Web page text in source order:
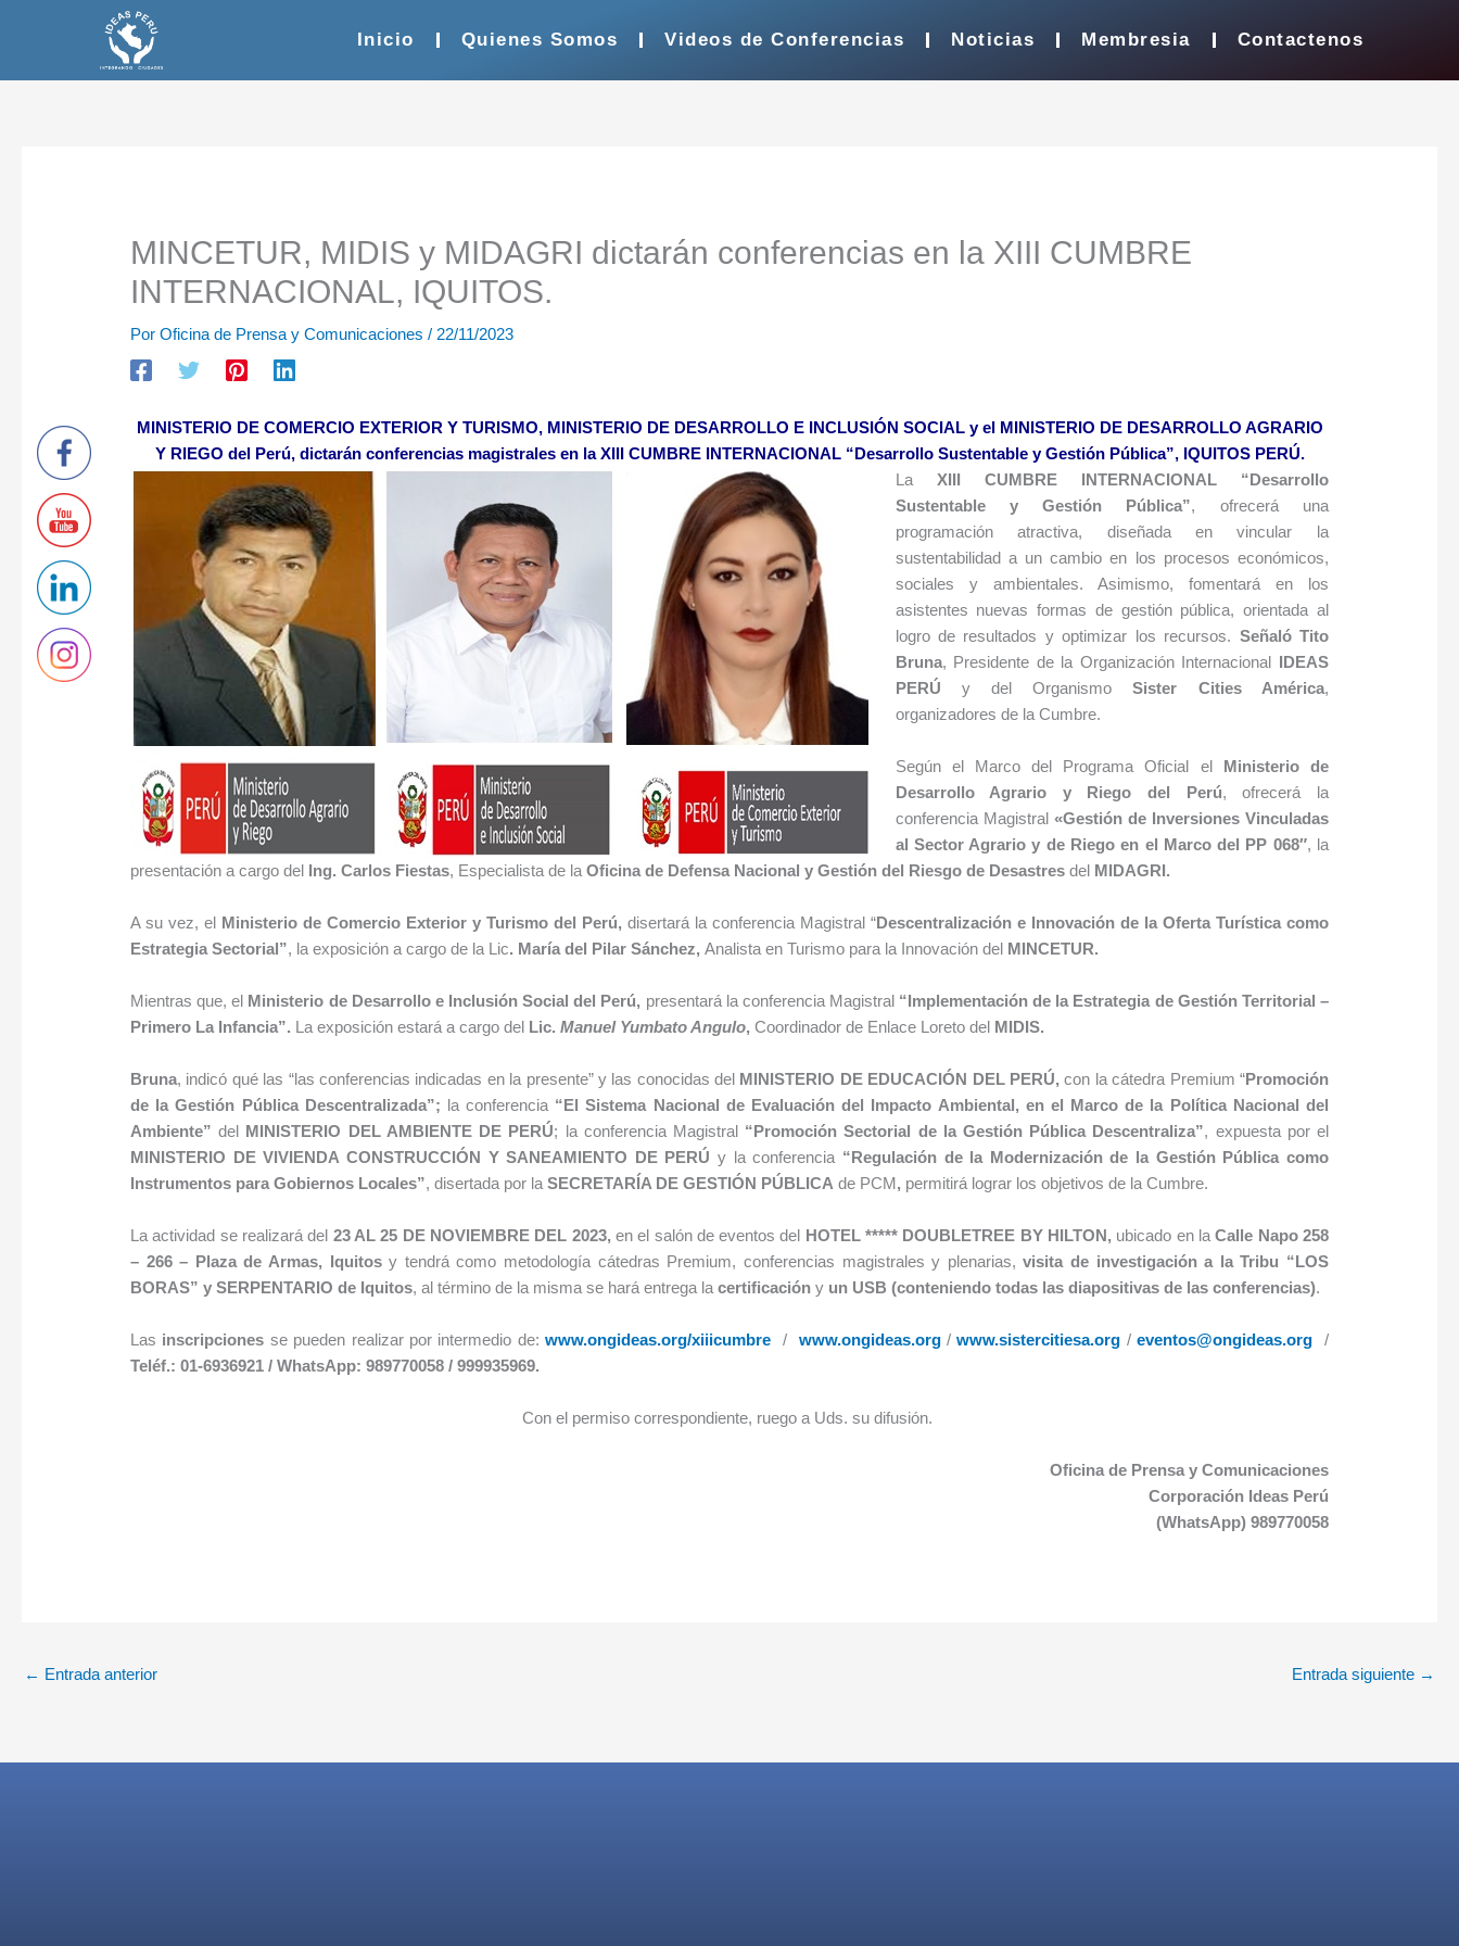
Inicio Quienes Somos Videos de Conferencias Noticias Membresia Contactenos
MINCETUR, MIDIS y MIDAGRI dictarán conferencias en la XIII CUMBRE
INTERNACIONAL, IQUITOS.
PorOficina de Prensa y Comunicaciones/ 22/11/2023
MINISTERIO DE COMERCIO EXTERIOR Y TURISMO, MINISTERIO DE DESARROLLO E INCLUSIÓN SOCIAL y el MINISTERIO DE DESARROLLO AGRARIO
Y RIEGO del Perú, dictarán conferencias magistrales en la XIII CUMBRE INTERNACIONAL “Desarrollo Sustentable y Gestión Pública”, IQUITOS PERÚ.
La XIII CUMBRE INTERNACIONAL “Desarrollo
Sustentable y Gestión Pública”, ofrecerá una
programación atractiva, diseñada en vincular la
sustentabilidad a un cambio en los procesos económicos,
sociales y ambientales. Asimismo, fomentará en los
asistentes nuevas formas de gestión pública, orientada al
logro de resultados y optimizar los recursos. Señaló Tito
Bruna, Presidente de la Organización Internacional IDEAS
PERÚ y del OrganismoSister Cities América,
organizadores de la Cumbre.
Según el Marco del Programa Oficial elMinisterio de
Desarrollo Agrario y Riegodel Perú, ofrecerá la
conferencia Magistral «Gestión de Inversiones Vinculadas
al Sector Agrario y de Riego en el Marco del PP 068″, la
presentación a cargo del Ing. Carlos Fiestas, Especialista de laOficina de Defensa Nacional y Gestión del Riesgo de Desastresdel MIDAGRI.
A su vez, el Ministerio de Comercio Exterior y Turismo del Perú,disertará la conferencia Magistral “Descentralización e Innovación de la Oferta Turística como
Estrategia Sectorial”, la exposición a cargo de la Lic. María del Pilar Sánchez,Analista en Turismo para la Innovación del MINCETUR.
Mientras que, el Ministerio de Desarrollo e Inclusión Social del Perú, presentará la conferencia Magistral “Implementación de la Estrategia de Gestión Territorial –
Primero La Infancia”. La exposición estará a cargo del Lic. Manuel Yumbato Angulo,Coordinador de Enlace Loreto del MIDIS.
Bruna, indicó qué las “las conferencias indicadas en la presente” y las conocidas del MINISTERIO DE EDUCACIÓN DEL PERÚ, con la cátedra Premium “Promoción
de la Gestión Pública Descentralizada”; la conferencia “El Sistema Nacional de Evaluación del Impacto Ambiental, en el Marco de la Política Nacional del
Ambiente”del MINISTERIO DEL AMBIENTE DE PERÚ; la conferencia Magistral “Promoción Sectorial de la Gestión Pública Descentraliza”, expuesta por el
MINISTERIO DE VIVIENDA CONSTRUCCIÓN Y SANEAMIENTO DE PERÚy la conferencia “Regulación de la Modernización de la Gestión Pública como
Instrumentos para Gobiernos Locales”, disertada por laSECRETARÍA DE GESTIÓN PÚBLICA de PCM, permitirá lograr los objetivos de la Cumbre.
La actividad se realizará del 23 AL 25 DE NOVIEMBRE DEL 2023, en el salón de eventos del HOTEL ***** DOUBLETREE BY HILTON, ubicado en la Calle Napo 258
– 266 – Plaza de Armas, Iquitosy tendrá como metodología cátedras Premium, conferencias magistrales y plenarias,visita de investigación a la Tribu “LOS
BORAS” y SERPENTARIO de Iquitos, al término de la misma se hará entrega lacertificación y un USB (conteniendo todas las diapositivas de las conferencias).
Las inscripciones se pueden realizar por intermedio de:www.ongideas.org/xiiicumbre / www.ongideas.org/www.sistercitiesa.org /eventos@ongideas.org /
Teléf.: 01-6936921 / WhatsApp: 989770058 / 999935969.
Con el permiso correspondiente, ruego a Uds. su difusión.
Oficina de Prensa y Comunicaciones
Corporación Ideas Perú
(WhatsApp) 989770058
← Entrada anterior Entrada siguiente →